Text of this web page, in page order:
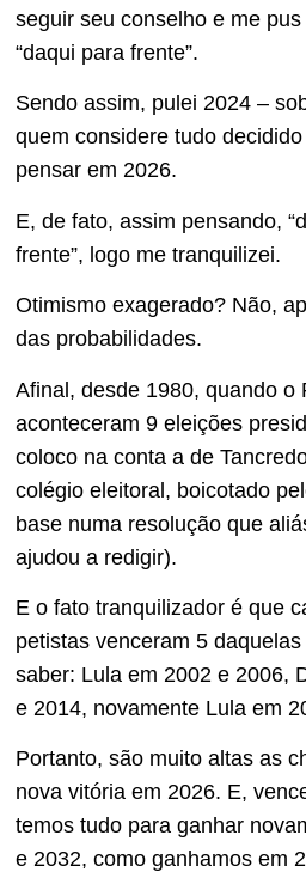
seguir seu conselho e me
“daqui para frente”.
Sendo assim, pulei 2024 –
quem considere tudo
pensar em 2026.
E, de fato, assim pensando,
frente”, logo me tranquilizei.
Otimismo exagerado? Não,
das probabilidades.
Afinal, desde 1980, quando o
aconteceram 9 eleições
coloco na conta a de
colégio eleitoral, boicotado
base numa resolução que
ajudou a redigir).
E o fato tranquilizador é que
petistas venceram 5
saber: Lula em 2002 e 2006,
e 2014, novamente Lula em
Portanto, são muito altas as
nova vitória em 2026. E,
temos tudo para ganhar
e 2032, como ganhamos em